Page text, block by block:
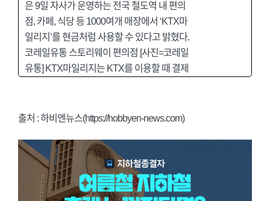
은 9일 자사가 운영하는 전국 철도역 내 편의
점, 카페, 식당 등 1000여개 매장에서 ‘KTX마
일리지’를 현금처럼 사용할 수 있다고 밝혔다.
코레일유통 스토리웨이 편의점 [사진=코레일
유통] KTX마일리지는 KTX를 이용할 때 결제
출처 : 하비엔뉴스(https://hobbyen-news.com)